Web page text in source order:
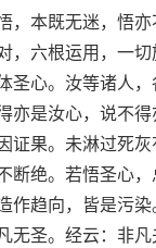
本既无迷，悟
，六根运用，一
圣心。汝等诸人
是汝心，说不得
证果。未淋过死
断绝。若悟圣
作趋向，皆是污
无圣。经云：非